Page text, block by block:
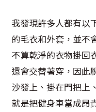
我發現許多人都有以
的毛衣和外套，並不
不算乾淨的衣物掛回
還會交替著穿，因此
沙發上、掛在門把上
就是把健身車當成昂